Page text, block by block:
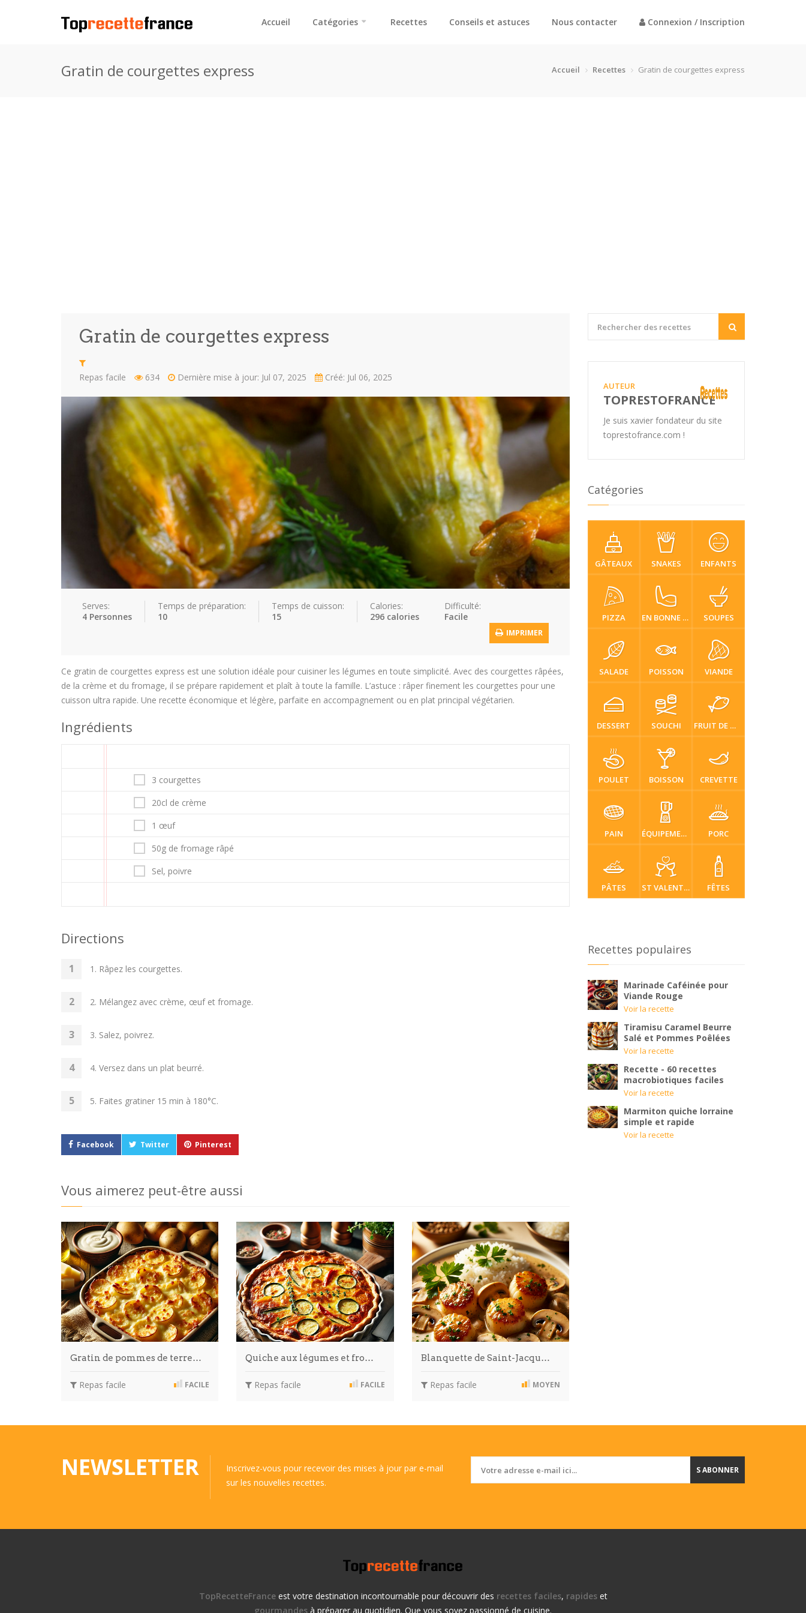
Accueil Catégories Recettes Conseils et astuces Nous contacter Connexion / Inscription
Gratin de courgettes express Accueil Recettes Gratin de courgettes express
Gratin de courgettes express
Repas facile 634 Dernière mise à jour: Jul 07, 2025 Créé: Jul 06, 2025
Serves:
4 Personnes
Temps de préparation:
10
Temps de cuisson:
15
Calories:
296 calories
Difficulté:
Facile
IMPRIMER
Ce gratin de courgettes express est une solution idéale pour cuisiner les légumes en toute simplicité. Avec des courgettes râpées,
de la crème et du fromage, il se prépare rapidement et plaît à toute la famille. L’astuce : râper finement les courgettes pour une
cuisson ultra rapide. Une recette économique et légère, parfaite en accompagnement ou en plat principal végétarien.
Ingrédients
3 courgettes
20cl de crème
1 œuf
50g de fromage râpé
Sel, poivre
Directions
1. Râpez les courgettes.
2. Mélangez avec crème, œuf et fromage.
3. Salez, poivrez.
4. Versez dans un plat beurré.
5. Faites gratiner 15 min à 180°C.
Facebook Twitter Pinterest
Vous aimerez peut-être aussi
Gratin de pommes de terre…
Repas facile FACILE
Quiche aux légumes et fro…
Repas facile FACILE
Blanquette de Saint-Jacqu…
Repas facile MOYEN
AUTEUR
TOPRESTOFRANCE
Je suis xavier fondateur du site
toprestofrance.com !
Catégories
GÂTEAUX SNAKES ENFANTS
PIZZA EN BONNE SANTÉ SOUPES
SALADE POISSON VIANDE
DESSERT SOUCHI FRUIT DE MER
POULET BOISSON CREVETTE
PAIN ÉQUIPEMENT PORC
PÂTES ST VALENTIN FÊTES
Recettes populaires
Marinade Caféinée pour
Viande Rouge
Voir la recette
Tiramisu Caramel Beurre
Salé et Pommes Poêlées
Voir la recette
Recette - 60 recettes
macrobiotiques faciles
Voir la recette
Marmiton quiche lorraine
simple et rapide
Voir la recette
NEWSLETTER
Inscrivez-vous pour recevoir des mises à jour par e-mail
sur les nouvelles recettes.
S ABONNER
TopRecetteFranceest votre destination incontournable pour découvrir des recettes faciles, rapideset
gourmandes à préparer au quotidien. Que vous soyez passionné de cuisine.